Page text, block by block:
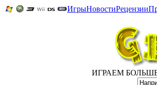
ИгрыНовостиРецензии
ИГРАЕМ